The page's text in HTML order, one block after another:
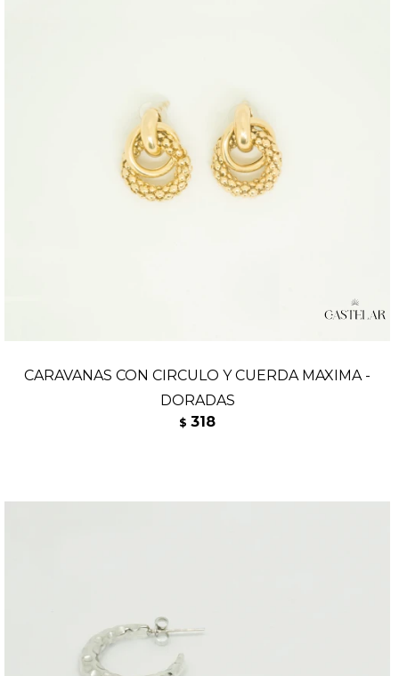
CARAVANAS CON CIRCULO Y CUERDA MAXIMA -
DORADAS
$ 318